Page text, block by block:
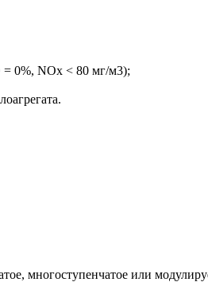
= 0%, NOx < 80 мг/м3);
многоступенчатое или